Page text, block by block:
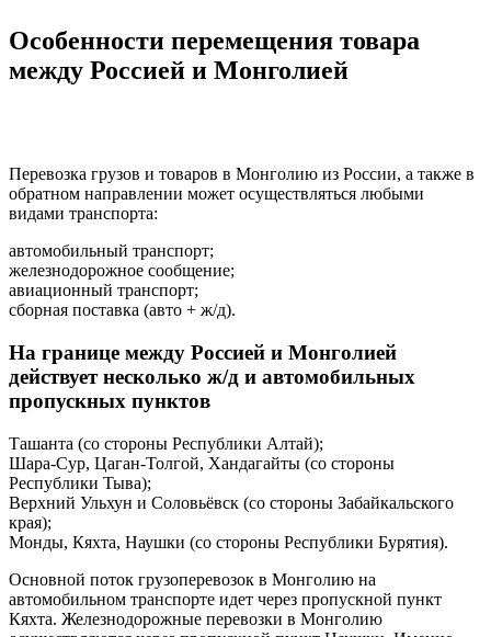
Особенности перемещения товара
между Россией и Монголией
Перевозка грузов и товаров в Монголию из России, а также в
обратном направлении может осуществляться любыми
видами транспорта:
автомобильный транспорт;
железнодорожное сообщение;
авиационный транспорт;
сборная поставка (авто + ж/д).
На границе между Россией и Монголией
действует несколько ж/д и автомобильных
пропускных пунктов
Ташанта (со стороны Республики Алтай);
Шара-Сур, Цаган-Толгой, Хандагайты (со стороны
Республики Тыва);
Верхний Ульхун и Соловьёвск (со стороны Забайкальского
края);
Монды, Кяхта, Наушки (со стороны Республики Бурятия).
Основной поток грузоперевозок в Монголию на
автомобильном транспорте идет через пропускной пункт
Кяхта. Железнодорожные перевозки в Монголию